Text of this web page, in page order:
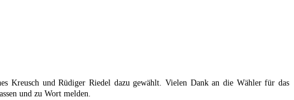
Kreusch und Rüdiger Riedel dazu gewählt. Vielen Dank an die Wähler für das
und zu Wort melden.